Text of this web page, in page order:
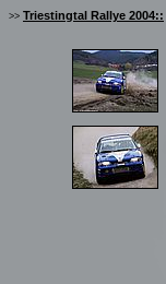
>> Triestingtal Rallye 2004::